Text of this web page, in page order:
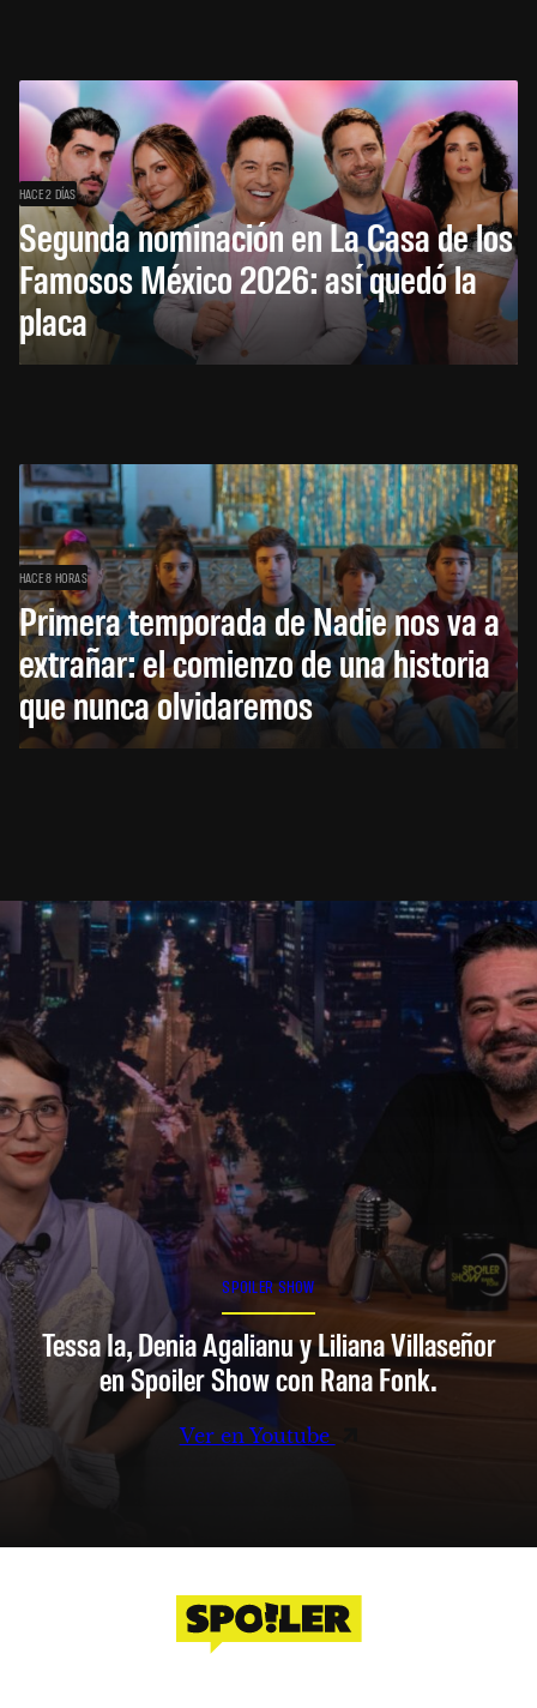
HACE 2 DÍAS
Segunda nominación en La Casa de los
Famosos México 2026: así quedó la
placa
HACE 8 HORAS
Primera temporada de Nadie nos va a
extrañar: el comienzo de una historia
que nunca olvidaremos
SPOILER SHOW
Tessa Ia, Denia Agalianu y Liliana Villaseñor
en Spoiler Show con Rana Fonk.
Ver en Youtube